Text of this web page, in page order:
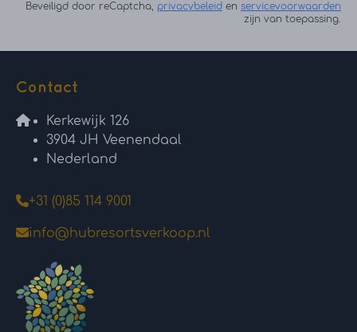
Beveiligd door reCaptcha, privacybeleid en servicevoorwaarden
zijn van toepassing.
Contact
Kerkewijk 126
3904 JH Veenendaal
Nederland
+31 (0)85 114 9001
info@hubresortsverkoop.nl